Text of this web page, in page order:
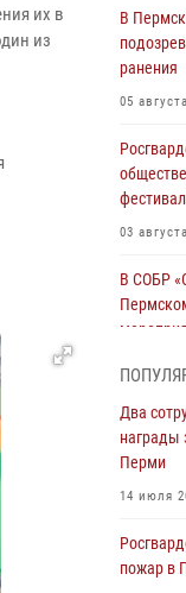
их в
из
В
ранения
05
03
В СОБР
В
В
Два
награды
Перми
14 июля
пожар в